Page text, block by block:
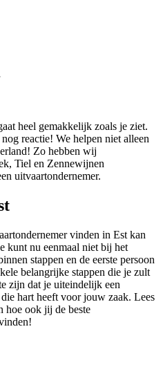
heel gemakkelijk zoals je ziet.
reactie! We helpen niet alleen
Zo hebben wij
Tiel en Zennewijnen
uitvaartondernemer.
vinden in Est kan
kunt nu eenmaal niet bij het
stappen en de eerste persoon
belangrijke stappen die je zult
zijn dat je uiteindelijk een
hart heeft voor jouw zaak. Lees
hoe ook jij de beste